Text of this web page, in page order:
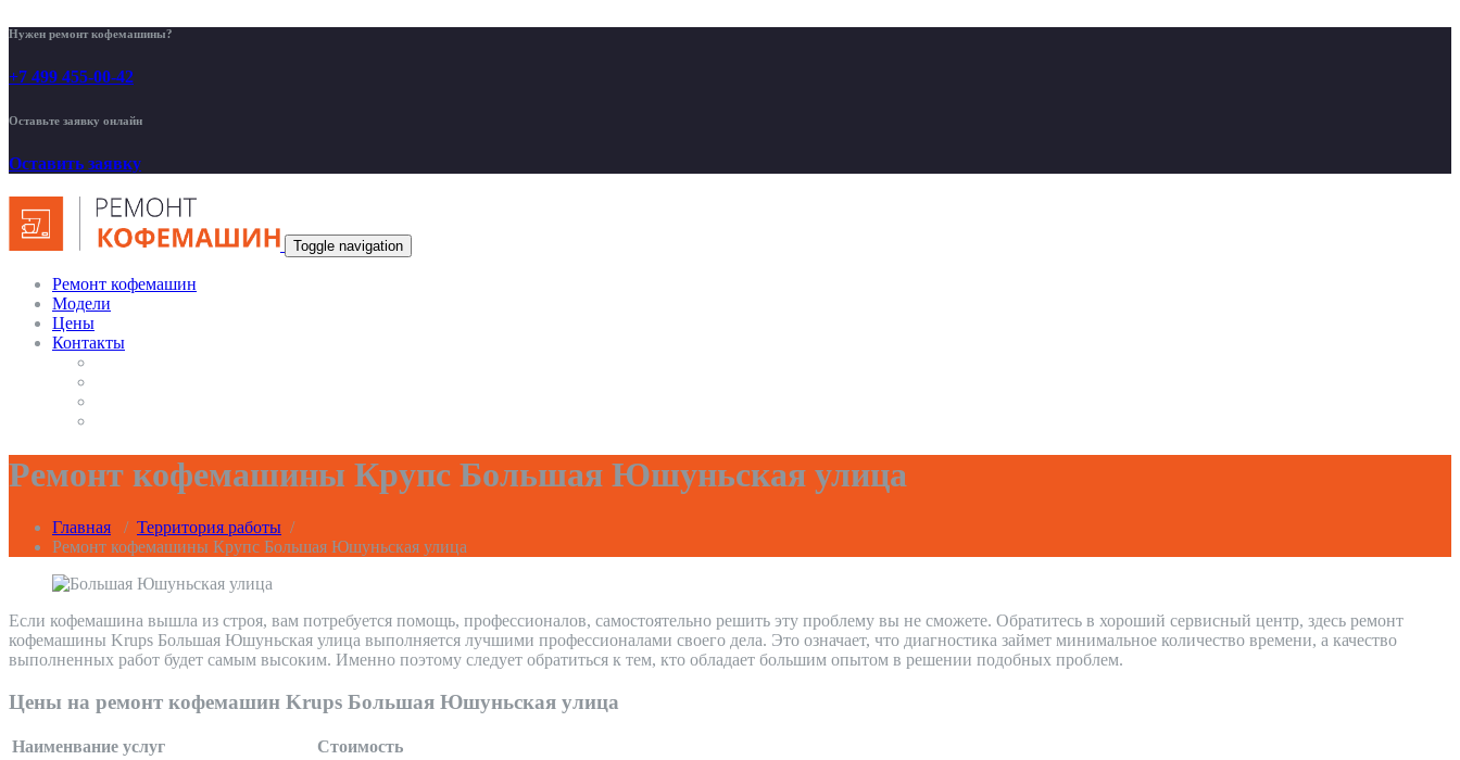
Нужен ремонт кофемашины?
+7 499 455-00-42
Оставьте заявку онлайн
Оставить заявку
Toggle navigation
Ремонт кофемашин
Модели
Цены
Контакты
Ремонт кофемашины Крупс Большая Юшуньская улица
Главная / Территория работы /
Ремонт кофемашины Крупс Большая Юшуньская улица
Если кофемашина вышла из строя, вам потребуется помощь, профессионалов, самостоятельно решить эту проблему вы не сможете. Обратитесь в хороший сервисный центр, здесь ремонт
кофемашины Krups Большая Юшуньская улица выполняется лучшими профессионалами своего дела. Это означает, что диагностика займет минимальное количество времени, а качество
выполненных работ будет самым высоким. Именно поэтому следует обратиться к тем, кто обладает большим опытом в решении подобных проблем.
Цены на ремонт кофемашин Krups Большая Юшуньская улица
Наименвание услуг
Стоимость